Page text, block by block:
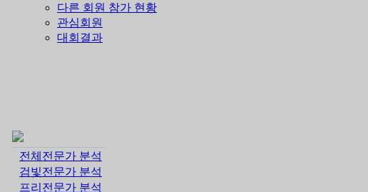
다른 회원 참가 현황
관심회원
대회결과
전체전문가 분석
검빛전문가 분석
프리전문가 분석